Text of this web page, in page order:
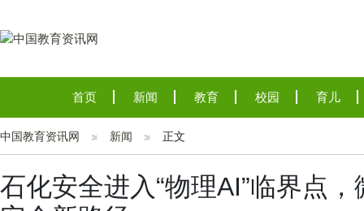
首页 新闻 教育 校园 育儿
中国教育资讯网 新闻 正文
石化安全进入“物理AI”临界点